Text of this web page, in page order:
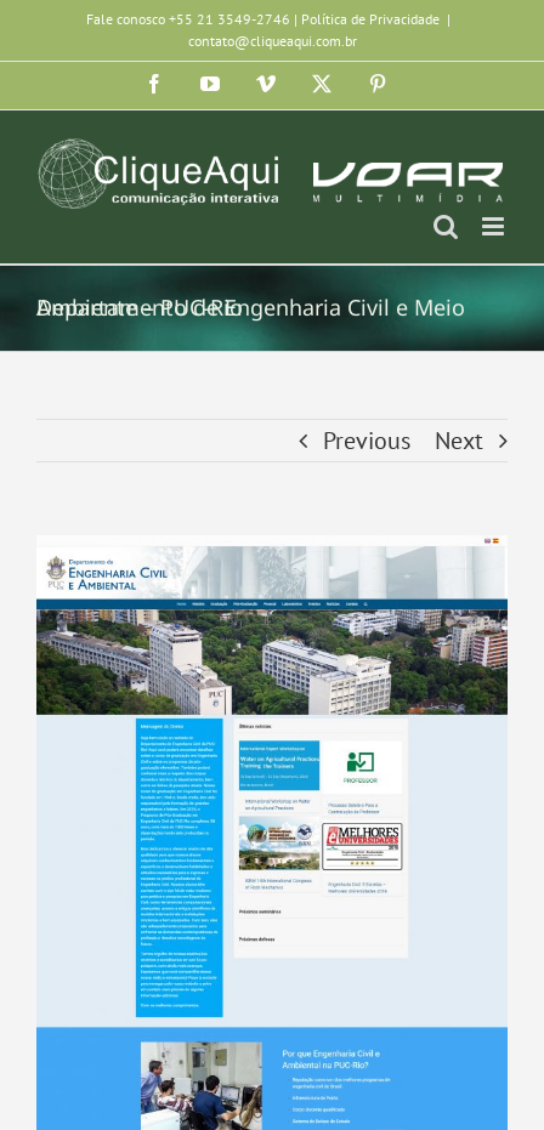
para
Fale conosco +55 21 3549-2746 | Política de Privacidade |
contato@cliqueaqui.com.br
FacebookYouTubeVimeo
Departamento de Engenharia Civil e Meio Ambiente – PUC-Rio
Previous Next